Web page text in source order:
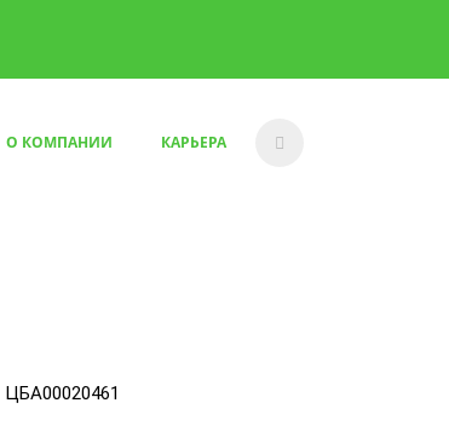
О КОМПАНИИ КАРЬЕРА
ЦБА00020461